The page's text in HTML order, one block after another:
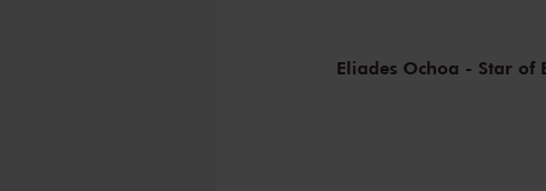
Eliades Ochoa - Star of